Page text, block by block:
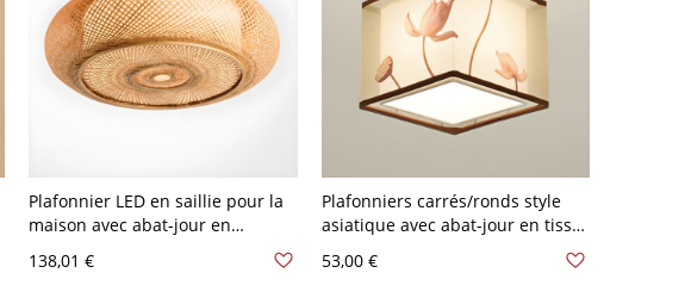
Plafonnier LED en saillie pour la
maison avec abat-jour en
bambou - 110 V-120 V 35,56 cm
138,01 €
Plafonniers carrés/ronds style
asiatique avec abat-jour en tissu
pour entrée - Carré 110 V-120 V
Lotus
53,00 €